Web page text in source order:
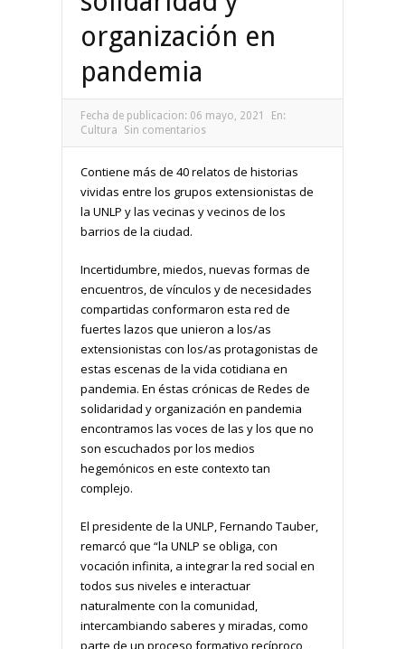
organización en
pandemia
Fecha de publicacion: 06 mayo, 2021
En:
Cultura
Sin comentarios
Contiene más de 40 relatos de historias
vividas entre los grupos extensionistas de
la UNLP y las vecinas y vecinos de los
barrios de la ciudad.
Incertidumbre, miedos, nuevas formas de
encuentros, de vínculos y de necesidades
compartidas conformaron esta red de
fuertes lazos que unieron a los/as
extensionistas con los/as protagonistas de
estas escenas de la vida cotidiana en
pandemia. En éstas crónicas de Redes de
solidaridad y organización en pandemia
encontramos las voces de las y los que no
son escuchados por los medios
hegemónicos en este contexto tan
complejo.
El presidente de la UNLP, Fernando Tauber,
remarcó que “la UNLP se obliga, con
vocación infinita, a integrar la red social en
todos sus niveles e interactuar
naturalmente con la comunidad,
intercambiando saberes y miradas, como
parte de un proceso formativo recíproco,